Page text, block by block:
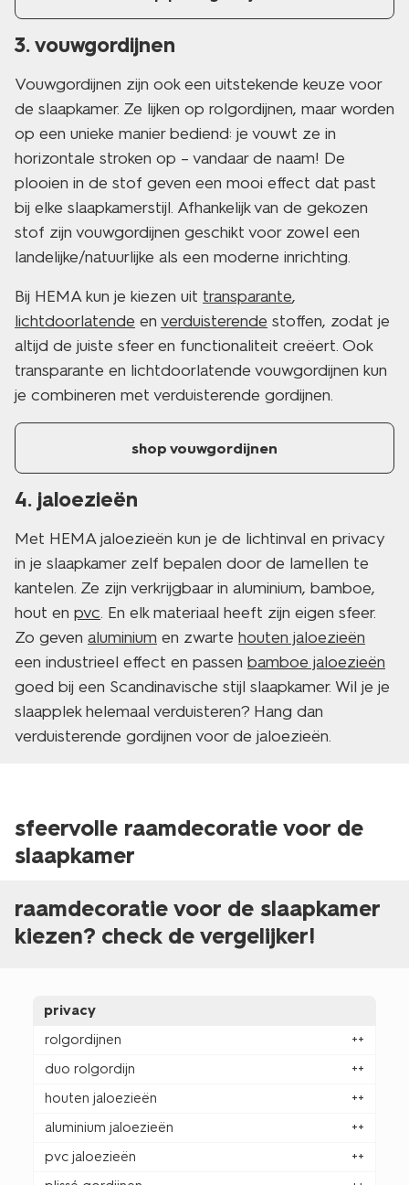
3. vouwgordijnen
Vouwgordijnen zijn ook een uitstekende keuze voor
de slaapkamer. Ze lijken op rolgordijnen, maar worden
op een unieke manier bediend: je vouwt ze in
horizontale stroken op – vandaar de naam! De
plooien in de stof geven een mooi effect dat past
bij elke slaapkamerstijl. Afhankelijk van de gekozen
stof zijn vouwgordijnen geschikt voor zowel een
landelijke/natuurlijke als een moderne inrichting.
Bij HEMA kun je kiezen uit transparante,
lichtdoorlatende en verduisterende stoffen, zodat je
altijd de juiste sfeer en functionaliteit creëert. Ook
transparante en lichtdoorlatende vouwgordijnen kun
je combineren met verduisterende gordijnen.
shop vouwgordijnen
4. jaloezieën
Met HEMA jaloezieën kun je de lichtinval en privacy
in je slaapkamer zelf bepalen door de lamellen te
kantelen. Ze zijn verkrijgbaar in aluminium, bamboe,
hout en pvc. En elk materiaal heeft zijn eigen sfeer.
Zo geven aluminium en zwarte houten jaloezieën
een industrieel effect en passen bamboe jaloezieën
goed bij een Scandinavische stijl slaapkamer. Wil je je
slaapplek helemaal verduisteren? Hang dan
verduisterende gordijnen voor de jaloezieën.
sfeervolle raamdecoratie voor de
slaapkamer
raamdecoratie voor de slaapkamer
kiezen? check de vergelijker!
privacy
rolgordijnen
++
duo rolgordijn
++
houten jaloezieën
++
aluminium jaloezieën
++
pvc jaloezieën
++